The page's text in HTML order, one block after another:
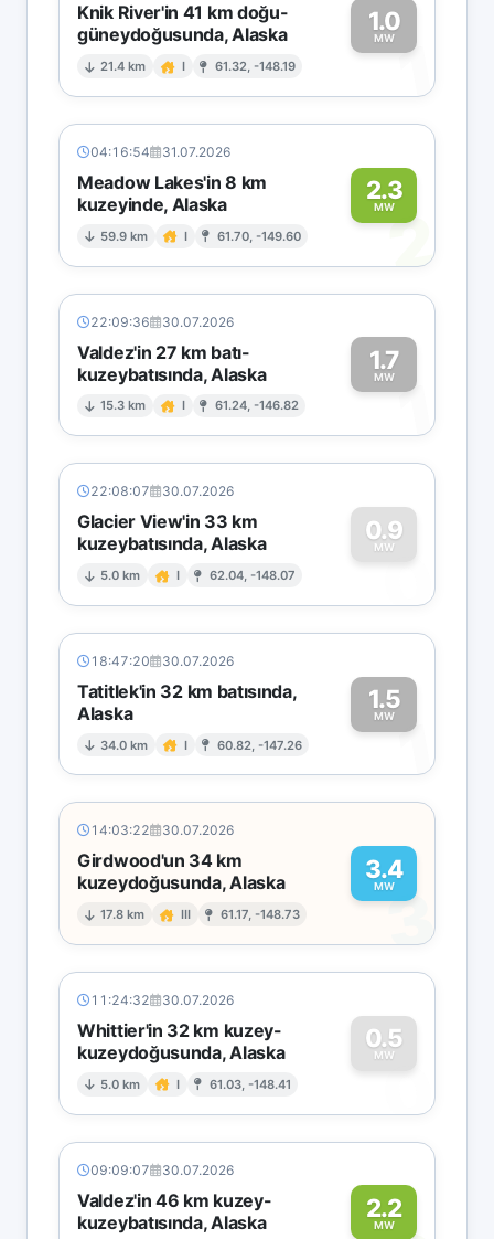
Knik River'in 41 km doğu-
güneydoğusunda, Alaska
21.4 km I 61.32, -148.19
1.0
MW1
04:16:54 31.07.2026
Meadow Lakes'in 8 km
kuzeyinde, Alaska
59.9 km I 61.70, -149.60
2.3
MW
2
22:09:36 30.07.2026
Valdez'in 27 km batı-
kuzeybatısında, Alaska
15.3 km I 61.24, -146.82
1.7
MW1
22:08:07 30.07.2026
Glacier View'in 33 km
kuzeybatısında, Alaska
5.0 km I 62.04, -148.07
0.9
MW
0
18:47:20 30.07.2026
Tatitlek'in 32 km batısında,
Alaska
34.0 km I 60.82, -147.26
1.5
MW1
14:03:22 30.07.2026
Girdwood'un 34 km
kuzeydoğusunda, Alaska
17.8 km III 61.17, -148.73
3.4
MW
3
11:24:32 30.07.2026
Whittier'in 32 km kuzey-
kuzeydoğusunda, Alaska
5.0 km I 61.03, -148.41
0.5
MW
0
09:09:07 30.07.2026
Valdez'in 46 km kuzey-
kuzeybatısında, Alaska
2.2
MW